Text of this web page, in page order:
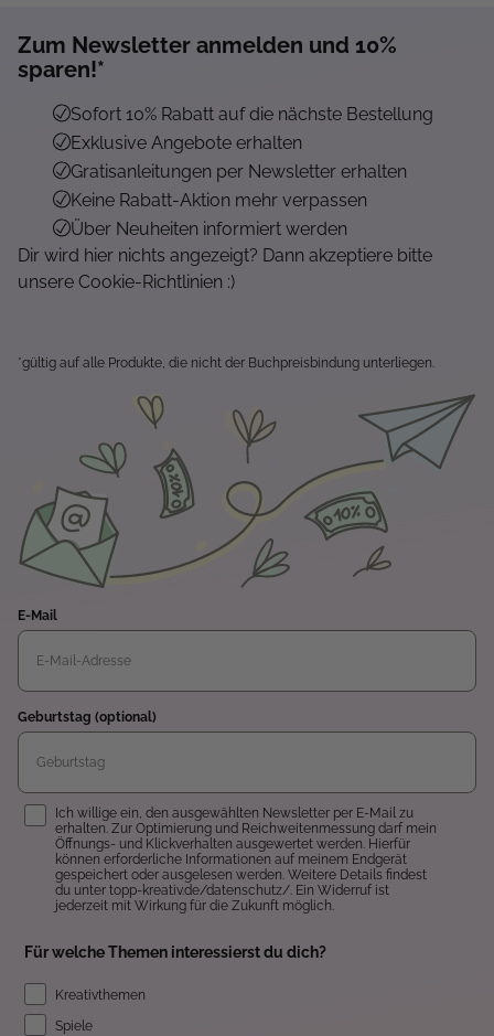
Zum Newsletter anmelden und 10%
sparen!*
Sofort 10% Rabatt auf die nächste Bestellung
Exklusive Angebote erhalten
Gratisanleitungen per Newsletter erhalten
Keine Rabatt-Aktion mehr verpassen
Über Neuheiten informiert werden
Dir wird hier nichts angezeigt? Dann akzeptiere bitte
unsere Cookie-Richtlinien :)
*gültig auf alle Produkte, die nicht der Buchpreisbindung unterliegen.
E-Mail
Geburtstag (optional)
Einwilligung
Ich willige ein, den ausgewählten Newsletter per E-Mail zu
erhalten. Zur Optimierung und Reichweitenmessung darf mein
Öffnungs- und Klickverhalten ausgewertet werden. Hierfür
können erforderliche Informationen auf meinem Endgerät
gespeichert oder ausgelesen werden. Weitere Details findest
du unter topp-kreativ.de/datenschutz/. Ein Widerruf ist
jederzeit mit Wirkung für die Zukunft möglich.
Für welche Themen interessierst du dich?
Kreativthemen
Spiele